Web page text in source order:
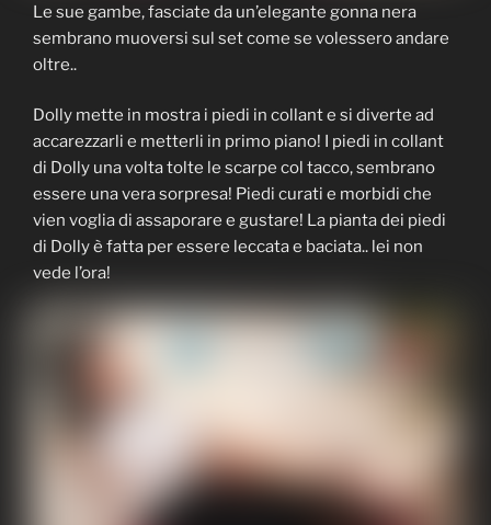
Le sue gambe, fasciate da un’elegante gonna nera
sembrano muoversi sul set come se volessero andare
oltre..
Dolly mette in mostra i piedi in collant e si diverte ad
accarezzarli e metterli in primo piano! I piedi in collant
di Dolly una volta tolte le scarpe col tacco, sembrano
essere una vera sorpresa! Piedi curati e morbidi che
vien voglia di assaporare e gustare! La pianta dei piedi
di Dolly è fatta per essere leccata e baciata.. lei non
vede l’ora!